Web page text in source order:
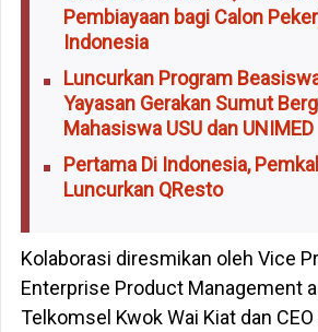
Pembiayaan bagi Calon
Indonesia
Luncurkan Program
Yayasan Gerakan Sumut
Mahasiswa USU dan UNIMED
Pertama Di Indonesia,
Luncurkan QResto
Kolaborasi diresmikan oleh Vice
Enterprise Product Management
Telkomsel Kwok Wai Kiat dan